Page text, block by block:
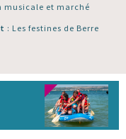
musicale et marché
: Les festines de Berre